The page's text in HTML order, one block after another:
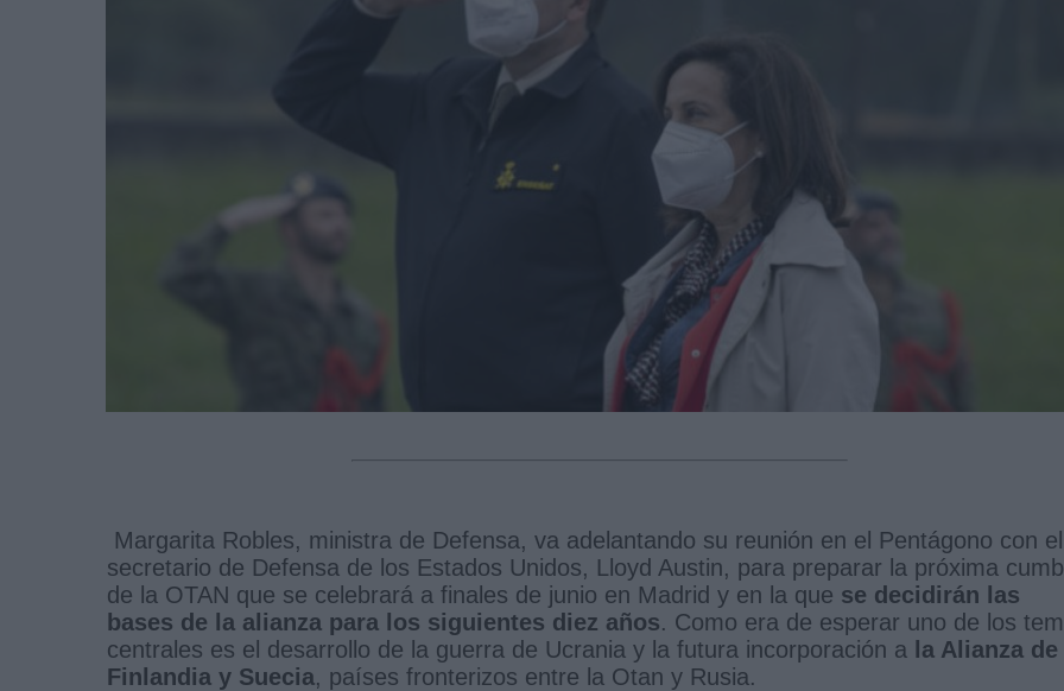
Margarita Robles, ministra de Defensa, va adelantando su reunión en el Pentágono con el
secretario de Defensa de los Estados Unidos, Lloyd Austin, para preparar la próxima
de la OTAN que se celebrará a finales de junio en Madrid y en la que se decidirán las
bases de la alianza para los siguientes diez años. Como era de esperar uno de los
centrales es el desarrollo de la guerra de Ucrania y la futura incorporación a la Alianza de
Finlandia y Suecia, países fronterizos entre la Otan y Rusia.